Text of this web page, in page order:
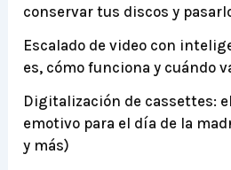
conservar tus discos y
Escalado de video con
es, cómo funciona y cuándo
Digitalización de cassettes:
emotivo para el día de la
y más)